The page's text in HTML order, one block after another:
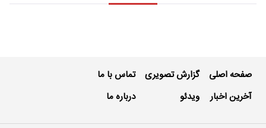
صفحه اصلی
آخرین اخبار
گزارش تصویری
ویدئو
تماس با ما
درباره ما